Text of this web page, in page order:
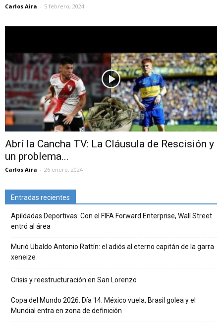
Carlos Aira - 5 febrero, 2024
Abrí la Cancha TV: La Cláusula de Rescisión y
un problema...
Carlos Aira - 26 enero, 2024
Entradas recientes
Apildadas Deportivas: Con el FIFA Forward Enterprise, Wall Street
entró al área
Murió Ubaldo Antonio Rattín: el adiós al eterno capitán de la garra
xeneize
Crisis y reestructuración en San Lorenzo
Copa del Mundo 2026. Día 14: México vuela, Brasil golea y el
Mundial entra en zona de definición